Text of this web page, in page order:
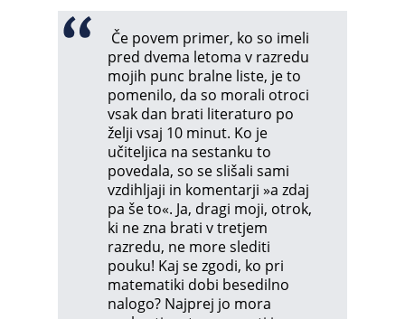
Če povem primer, ko so imeli
pred dvema letoma v razredu
mojih punc bralne liste, je to
pomenilo, da so morali otroci
vsak dan brati literaturo po
želji vsaj 10 minut. Ko je
učiteljica na sestanku to
povedala, so se slišali sami
vzdihljaji in komentarji »a zdaj
pa še to«. Ja, dragi moji, otrok,
ki ne zna brati v tretjem
razredu, ne more slediti
pouku! Kaj se zgodi, ko pri
matematiki dobi besedilno
nalogo? Najprej jo mora